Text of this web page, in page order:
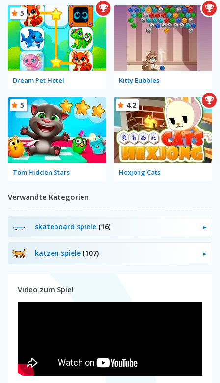
Dream Pet Hotel
5
Kitty Bubbles
Tom Hidden Stars
5
Hexjong Cats
4.2
Verwandte Kategorien
skateboard spiele (16)
katzen spiele (107)
Video zum Spiel